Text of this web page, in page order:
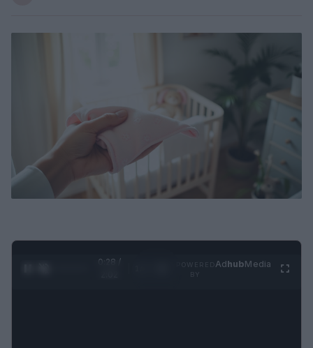
0:29 /
AdhubMedia